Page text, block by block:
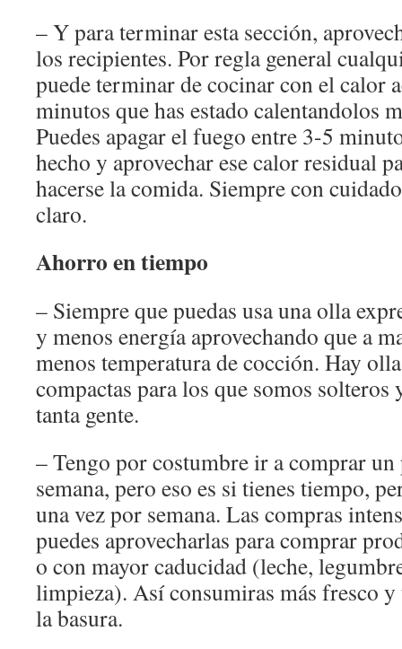
– Y para terminar esta sección,
los recipientes. Por regla general
puede terminar de cocinar con el calor
minutos que has estado calentandolos
Puedes apagar el fuego entre 3-5
hecho y aprovechar ese calor residual
hacerse la comida. Siempre con
claro.
Ahorro en tiempo
– Siempre que puedas usa una olla
y menos energía aprovechando que a
menos temperatura de cocción. Hay
compactas para los que somos solteros
tanta gente.
– Tengo por costumbre ir a comprar un
semana, pero eso es si tienes tiempo,
una vez por semana. Las compras
puedes aprovecharlas para comprar
o con mayor caducidad (leche,
limpieza). Así consumiras más fresco y
la basura.